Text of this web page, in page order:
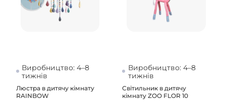
Виробництво: 4–8
тижнів
Люстра в дитячу кімнату
RAINBOW
Виробництво: 4–8
тижнів
Світильник в дитячу
кімнату ZOO FLOR 10